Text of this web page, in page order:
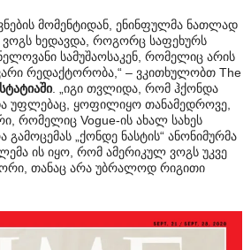
მომენტიდან, ენინფულმა ნათლად
ვოგს ხედავდა, როგორც საფეხურს
სამუშაოსაკენ, რომელიც არის
რედაქტორობა,“ – ვკითხულობთ The
სტატიაში. „იგი თვლიდა, რომ ჰქონდა
უფლებაც, ყოფილიყო თანამედროვე,
რომელიც Vogue-ის ახალ სახეს
„ქონდე ნასტის“ ანონიმურმა
ის იყო, რომ ამერიკულ ვოგს უკვე
თანაც არა უბრალოდ რიგითი